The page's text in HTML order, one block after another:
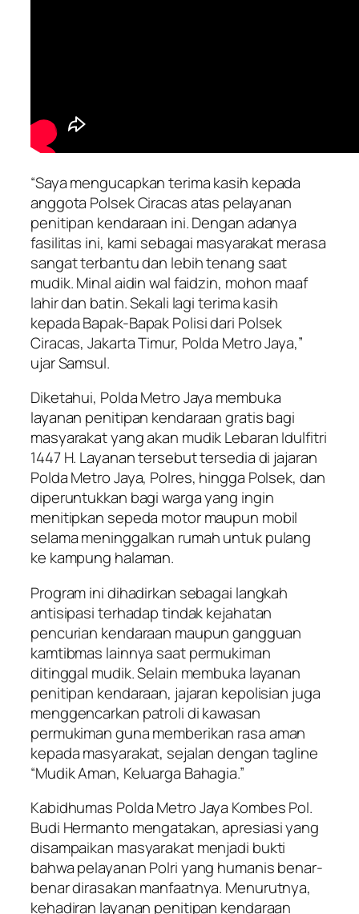
“Saya mengucapkan terima kasih kepada
anggota Polsek Ciracas atas pelayanan
penitipan kendaraan ini. Dengan adanya
fasilitas ini, kami sebagai masyarakat merasa
sangat terbantu dan lebih tenang saat
mudik. Minal aidin wal faidzin, mohon maaf
lahir dan batin. Sekali lagi terima kasih
kepada Bapak-Bapak Polisi dari Polsek
Ciracas, Jakarta Timur, Polda Metro Jaya,”
ujar Samsul.
Diketahui, Polda Metro Jaya membuka
layanan penitipan kendaraan gratis bagi
masyarakat yang akan mudik Lebaran Idulfitri
1447 H. Layanan tersebut tersedia di jajaran
Polda Metro Jaya, Polres, hingga Polsek, dan
diperuntukkan bagi warga yang ingin
menitipkan sepeda motor maupun mobil
selama meninggalkan rumah untuk pulang
ke kampung halaman.
Program ini dihadirkan sebagai langkah
antisipasi terhadap tindak kejahatan
pencurian kendaraan maupun gangguan
kamtibmas lainnya saat permukiman
ditinggal mudik. Selain membuka layanan
penitipan kendaraan, jajaran kepolisian juga
menggencarkan patroli di kawasan
permukiman guna memberikan rasa aman
kepada masyarakat, sejalan dengan tagline
“Mudik Aman, Keluarga Bahagia.”
Kabidhumas Polda Metro Jaya Kombes Pol.
Budi Hermanto mengatakan, apresiasi yang
disampaikan masyarakat menjadi bukti
bahwa pelayanan Polri yang humanis benar-
benar dirasakan manfaatnya. Menurutnya,
kehadiran layanan penitipan kendaraan